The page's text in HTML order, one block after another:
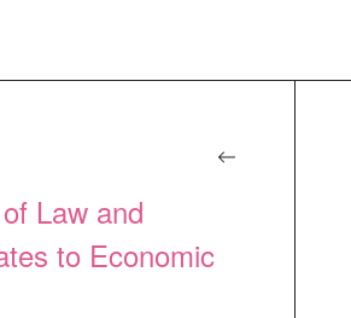
Law and
to Economic